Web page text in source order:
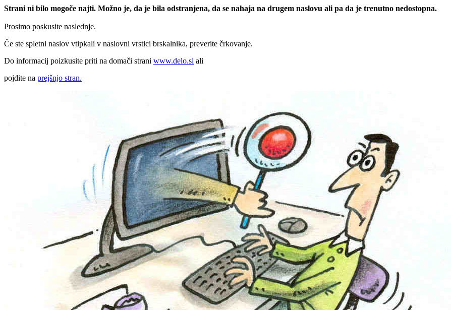
Strani ni bilo mogoče najti. Možno je, da je bila odstranjena, da se nahaja na drugem naslovu ali pa da je trenutno nedostopna.
Prosimo poskusite naslednje.
Če ste spletni naslov vtipkali v naslovni vrstici brskalnika, preverite črkovanje.
Do informacij poizkusite priti na domači strani www.delo.si ali
pojdite na prejšnjo stran.